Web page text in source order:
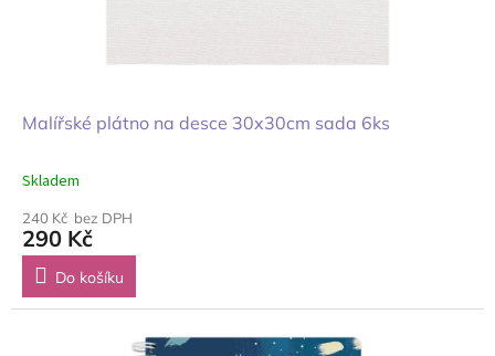
Malířské plátno na desce 30x30cm sada 6ks
Skladem
240 Kč bez DPH
290 Kč
Do košíku